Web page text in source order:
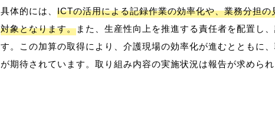
具体的には、 ICTの活用による記録作業の効率化や、業務分担
対象となります。また、生産性向上を推進する責任者を配置し
す。この加算の取得により、介護現場の効率化が進むとともに